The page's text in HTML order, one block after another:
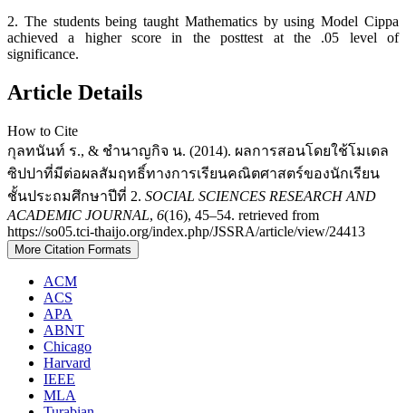
2. The students being taught Mathematics by using Model Cippa
achieved a higher score in the posttest at the .05 level of
significance.
Article Details
How to Cite
กุลทนันท์ ร., & ชำนาญกิจ น. (2014). ผลการสอนโดยใช้โมเดล
ซิปปาที่มีต่อผลสัมฤทธิ์ทางการเรียนคณิตศาสตร์ของนักเรียน
ชั้นประถมศึกษาปีที่ 2. SOCIAL SCIENCES RESEARCH AND
ACADEMIC JOURNAL, 6(16), 45–54. retrieved from
https://so05.tci-thaijo.org/index.php/JSSRA/article/view/24413
More Citation Formats
ACM
ACS
APA
ABNT
Chicago
Harvard
IEEE
MLA